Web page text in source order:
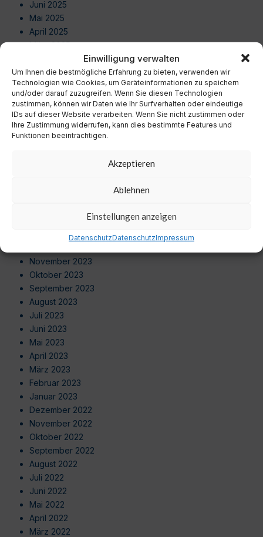
Einwilligung verwalten
Um Ihnen die bestmögliche Erfahrung zu bieten, verwenden wir
Technologien wie Cookies, um Geräteinformationen zu speichern
und/oder darauf zuzugreifen. Wenn Sie diesen Technologien
zustimmen, können wir Daten wie Ihr Surfverhalten oder eindeutige
IDs auf dieser Website verarbeiten. Wenn Sie nicht zustimmen oder
Ihre Zustimmung widerrufen, kann dies bestimmte Features und
Funktionen beeinträchtigen.
Akzeptieren
Ablehnen
Einstellungen anzeigen
DatenschutzDatenschutzImpressum
Juni 2025
Mai 2025
April 2025
März 2025
Januar 2025
Dezember 2024
November 2024
Oktober 2024
September 2024
August 2024
Januar 2024
November 2023
Oktober 2023
September 2023
August 2023
Juli 2023
Juni 2023
Mai 2023
April 2023
März 2023
Februar 2023
Januar 2023
Dezember 2022
November 2022
Oktober 2022
September 2022
August 2022
Juli 2022
Juni 2022
Mai 2022
April 2022
März 2022